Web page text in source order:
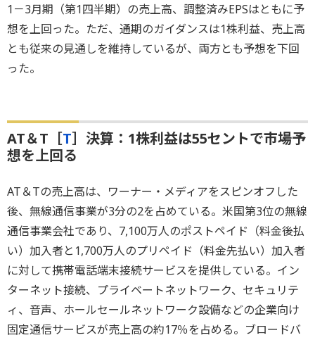
1－3月期（第1四半期）の売上高、調整済みEPSはともに予
想を上回った。ただ、通期のガイダンスは1株利益、売上高
とも従来の見通しを維持しているが、両方とも予想を下回
った。
AT＆T［T］決算：1株利益は55セントで市場予
想を上回る
AT＆Tの売上高は、ワーナー・メディアをスピンオフした
後、無線通信事業が3分の2を占めている。米国第3位の無線
通信事業会社であり、7,100万人のポストペイド（料金後払
い）加入者と1,700万人のプリペイド（料金先払い）加入者
に対して携帯電話端末接続サービスを提供している。イン
ターネット接続、プライベートネットワーク、セキュリテ
ィ、音声、ホールセールネットワーク設備などの企業向け
固定通信サービスが売上高の約17％を占める。ブロードバ